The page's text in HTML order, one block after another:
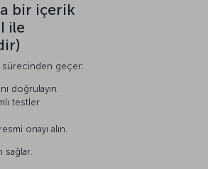
bir içerik
ile
sürecinden geçer:
doğrulayın.
testler
onayı alın.
sağlar.